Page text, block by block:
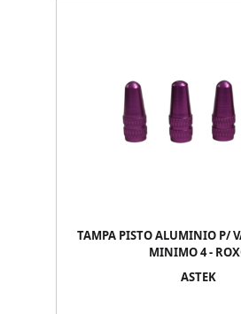
TAMPA PISTO ALUMINIO P/
MINIMO 4 -
ASTEK